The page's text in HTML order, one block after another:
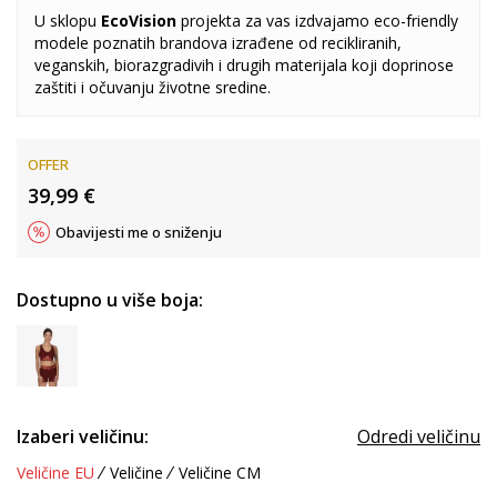
U sklopu EcoVision projekta za vas izdvajamo eco-friendly
modele poznatih brandova izrađene od recikliranih,
veganskih, biorazgradivih i drugih materijala koji doprinose
zaštiti i očuvanju životne sredine.
OFFER
39,99 €
Obavijesti me o sniženju
Dostupno u više boja:
Izaberi veličinu: Odredi veličinu
Veličine EU Veličine Veličine CM